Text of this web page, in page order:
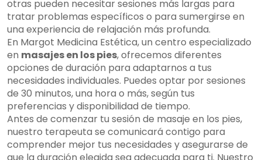
otras pueden necesitar sesiones más largas para
tratar problemas específicos o para sumergirse en
una experiencia de relajación más profunda.
En Margot Medicina Estética, un centro especializado
en masajes en los pies, ofrecemos diferentes
opciones de duración para adaptarnos a tus
necesidades individuales. Puedes optar por sesiones
de 30 minutos, una hora o más, según tus
preferencias y disponibilidad de tiempo.
Antes de comenzar tu sesión de masaje en los pies,
nuestro terapeuta se comunicará contigo para
comprender mejor tus necesidades y asegurarse de